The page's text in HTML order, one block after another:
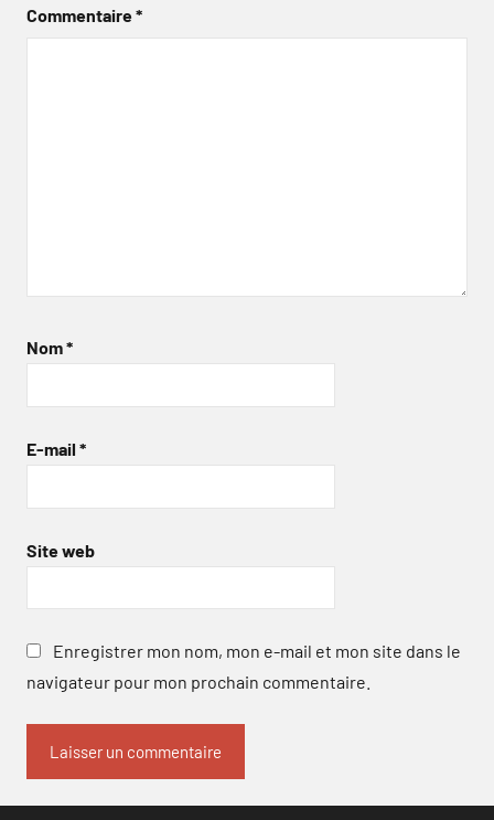
Commentaire*
Nom*
E-mail *
Site web
Enregistrer mon nom, mon e-mail et mon site dans le
navigateur pour mon prochain commentaire.